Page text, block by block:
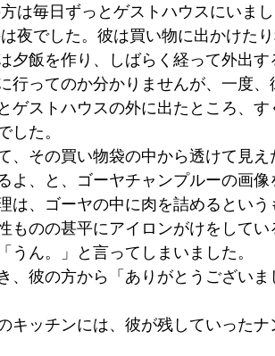
国三十三所 藤井寺
は毎日ずっとゲストハウスにいま
夜でした。彼は買い物に出かけたり
夕飯を作り、しばらく経って外出す
行ってのか分かりませんが、一度、
ゲストハウスの外に出たところ、す
した。
、その買い物袋の中から透けて見え
よ、と、ゴーヤチャンプルーの画
、ゴーヤの中に肉を詰めるという
ものの甚平にアイロンがけをしてい
ん。」と言ってしまいました。
、彼の方から「ありがとうございま
キッチンには、彼が残していったナ